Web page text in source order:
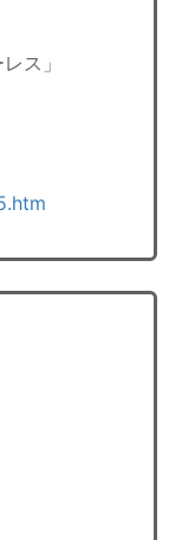
ス」